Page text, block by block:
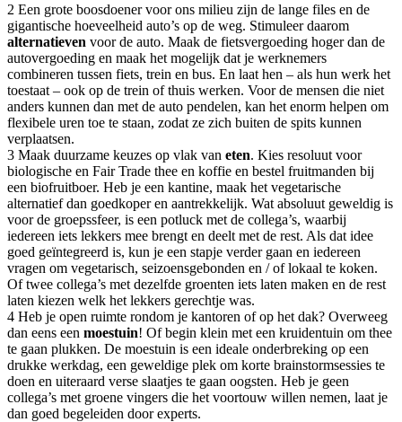
2 Een grote boosdoener voor ons milieu zijn de lange files en de
gigantische hoeveelheid auto’s op de weg. Stimuleer daarom
alternatieven voor de auto. Maak de fietsvergoeding hoger dan de
autovergoeding en maak het mogelijk dat je werknemers
combineren tussen fiets, trein en bus. En laat hen – als hun werk het
toestaat – ook op de trein of thuis werken. Voor de mensen die niet
anders kunnen dan met de auto pendelen, kan het enorm helpen om
flexibele uren toe te staan, zodat ze zich buiten de spits kunnen
verplaatsen.
3 Maak duurzame keuzes op vlak van eten. Kies resoluut voor
biologische en Fair Trade thee en koffie en bestel fruitmanden bij
een biofruitboer. Heb je een kantine, maak het vegetarische
alternatief dan goedkoper en aantrekkelijk. Wat absoluut geweldig is
voor de groepssfeer, is een potluck met de collega’s, waarbij
iedereen iets lekkers mee brengt en deelt met de rest. Als dat idee
goed geïntegreerd is, kun je een stapje verder gaan en iedereen
vragen om vegetarisch, seizoensgebonden en / of lokaal te koken.
Of twee collega’s met dezelfde groenten iets laten maken en de rest
laten kiezen welk het lekkers gerechtje was.
4 Heb je open ruimte rondom je kantoren of op het dak? Overweeg
dan eens een moestuin! Of begin klein met een kruidentuin om thee
te gaan plukken. De moestuin is een ideale onderbreking op een
drukke werkdag, een geweldige plek om korte brainstormsessies te
doen en uiteraard verse slaatjes te gaan oogsten. Heb je geen
collega’s met groene vingers die het voortouw willen nemen, laat je
dan goed begeleiden door experts.